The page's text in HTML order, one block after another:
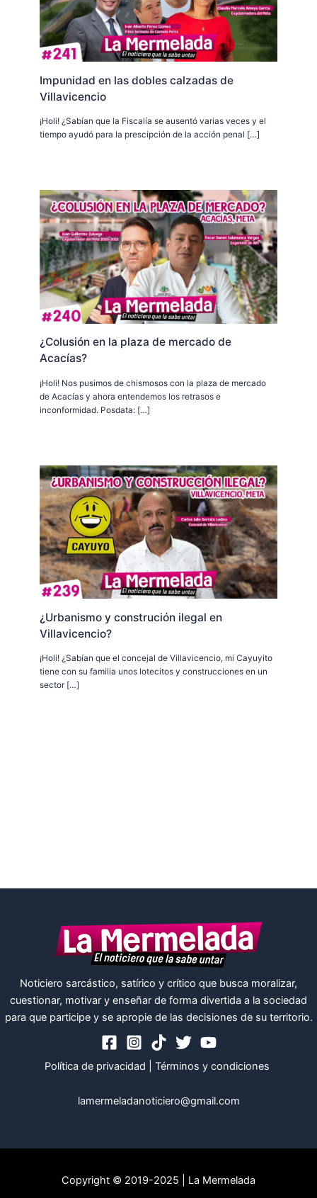
Impunidad en las dobles calzadas de
Villavicencio
¡Holi! ¿Sabían que la Fiscalía se ausentó varias veces y el
tiempo ayudó para la prescipción de la acción penal […]
¿Colusión en la plaza de mercado de
Acacías?
¡Holi! Nos pusimos de chismosos con la plaza de mercado
de Acacías y ahora entendemos los retrasos e
inconformidad. Posdata: […]
¿Urbanismo y construción ilegal en
Villavicencio?
¡Holi! ¿Sabían que el concejal de Villavicencio, mi Cayuyito
tiene con su familia unos lotecitos y construcciones en un
sector […]
Noticiero sarcástico, satírico y crítico que busca moralizar,
cuestionar, motivar y enseñar de forma divertida a la sociedad
para que participe y se apropie de las decisiones de su territorio.
Política de privacidad Términos y condiciones
lamermeladanoticiero@gmail.com
Copyright © 2019-2025 | La Mermelada